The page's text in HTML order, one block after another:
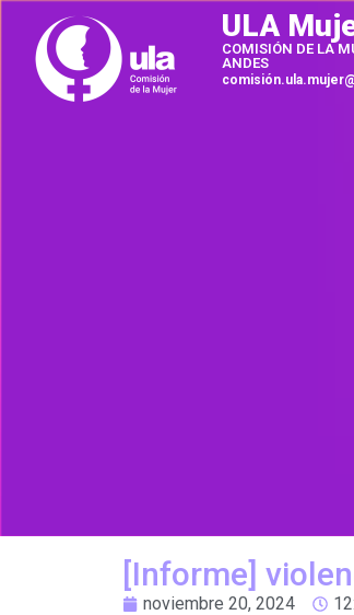
ULA
COMISIÓN DE LA
ANDES
[Informe]
noviembre 20, 2024